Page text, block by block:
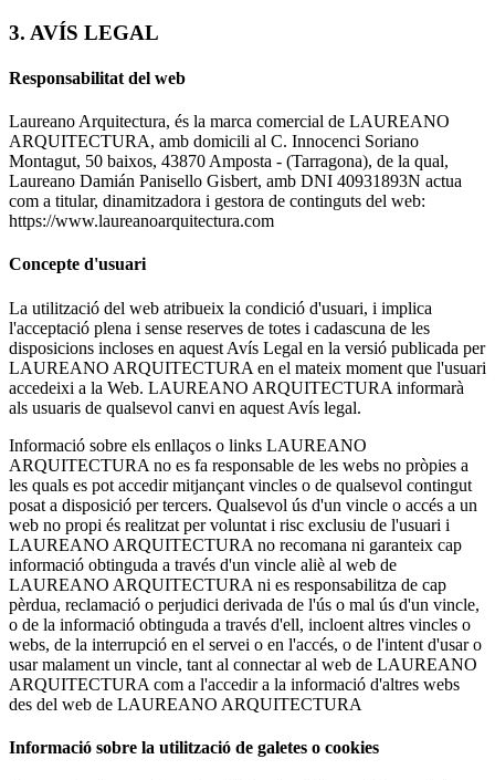
3. AVÍS LEGAL
Responsabilitat del web
Laureano Arquitectura, és la marca comercial de LAUREANO
ARQUITECTURA, amb domicili al C. Innocenci Soriano
Montagut, 50 baixos, 43870 Amposta - (Tarragona), de la qual,
Laureano Damián Panisello Gisbert, amb DNI 40931893N actua
com a titular, dinamitzadora i gestora de continguts del web:
https://www.laureanoarquitectura.com
Concepte d'usuari
La utilització del web atribueix la condició d'usuari, i implica
l'acceptació plena i sense reserves de totes i cadascuna de les
disposicions incloses en aquest Avís Legal en la versió publicada per
LAUREANO ARQUITECTURA en el mateix moment que l'usuari
accedeixi a la Web. LAUREANO ARQUITECTURA informarà
als usuaris de qualsevol canvi en aquest Avís legal.
Informació sobre els enllaços o links LAUREANO
ARQUITECTURA no es fa responsable de les webs no pròpies a
les quals es pot accedir mitjançant vincles o de qualsevol contingut
posat a disposició per tercers. Qualsevol ús d'un vincle o accés a un
web no propi és realitzat per voluntat i risc exclusiu de l'usuari i
LAUREANO ARQUITECTURA no recomana ni garanteix cap
informació obtinguda a través d'un vincle aliè al web de
LAUREANO ARQUITECTURA ni es responsabilitza de cap
pèrdua, reclamació o perjudici derivada de l'ús o mal ús d'un vincle,
o de la informació obtinguda a través d'ell, incloent altres vincles o
webs, de la interrupció en el servei o en l'accés, o de l'intent d'usar o
usar malament un vincle, tant al connectar al web de LAUREANO
ARQUITECTURA com a l'accedir a la informació d'altres webs
des del web de LAUREANO ARQUITECTURA
Informació sobre la utilització de galetes o cookies